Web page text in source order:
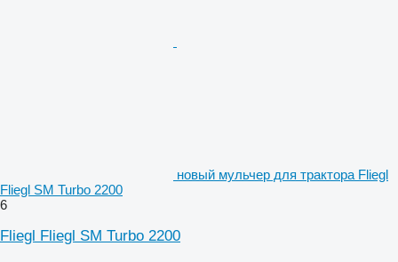
новый мульчер для трактора Fliegl
Fliegl SM Turbo 2200
6
Fliegl Fliegl SM Turbo 2200